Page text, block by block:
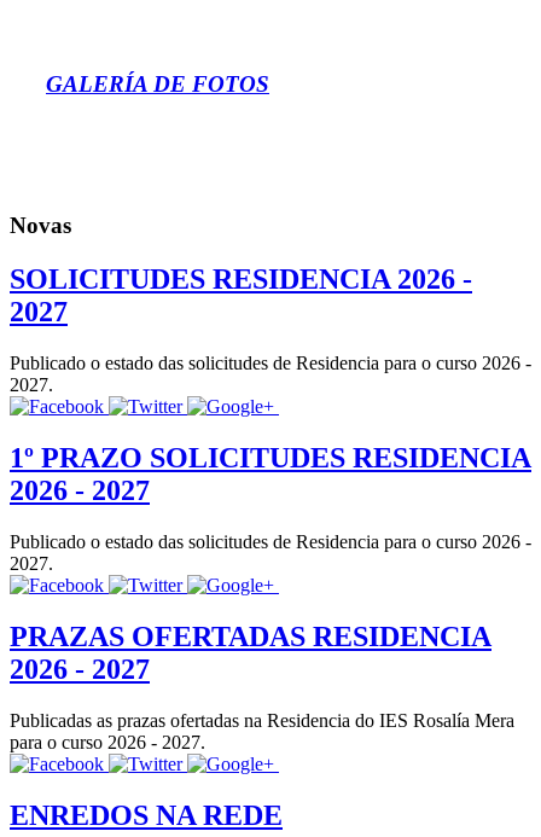
GALERÍA DE FOTOS
Novas
SOLICITUDES RESIDENCIA 2026 -
2027
Publicado o estado das solicitudes de Residencia para o curso 2026 -
2027.
1º PRAZO SOLICITUDES RESIDENCIA
2026 - 2027
Publicado o estado das solicitudes de Residencia para o curso 2026 -
2027.
PRAZAS OFERTADAS RESIDENCIA
2026 - 2027
Publicadas as prazas ofertadas na Residencia do IES Rosalía Mera
para o curso 2026 - 2027.
ENREDOS NA REDE